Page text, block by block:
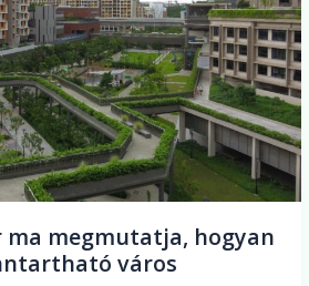
ma megmutatja, hogyan
város